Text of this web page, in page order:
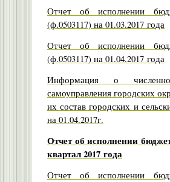
Отчет об исполнении
(ф.0503117) на 01.03.2017 года
Отчет об исполнении
(ф.0503117) на 01.04.2017 года
Информация о
самоуправления городских
их состав городских и
на 01.04.2017г.
Отчет об исполнении
квартал 2017 года
Отчет об исполнении